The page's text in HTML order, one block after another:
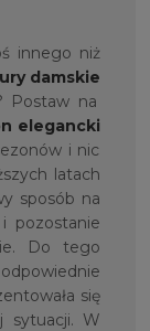
innego niż
damskie
Postaw na
elegancki
i nic
latach
sposób na
pozostanie
Do tego
się
sytuacji. W